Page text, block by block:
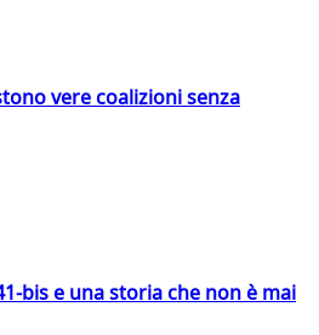
vere coalizioni senza
bis e una storia che non è mai